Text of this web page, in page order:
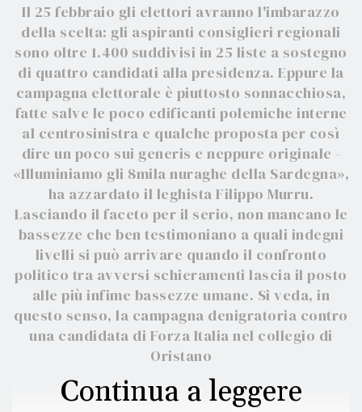
Il 25 febbraio gli elettori avranno l'imbarazzo
della scelta: gli aspiranti consiglieri regionali
sono oltre 1.400 suddivisi in 25 liste a sostegno
di quattro candidati alla presidenza. Eppure la
campagna elettorale è piuttosto sonnacchiosa,
fatte salve le poco edificanti polemiche interne
al centrosinistra e qualche proposta per così
dire un poco sui generis e neppure originale -
«Illuminiamo gli 8mila nuraghe della Sardegna»,
ha azzardato il leghista Filippo Murru.
Lasciando il faceto per il serio, non mancano le
bassezze che ben testimoniano a quali indegni
livelli si può arrivare quando il confronto
politico tra avversi schieramenti lascia il posto
alle più infime bassezze umane. Si veda, in
questo senso, la campagna denigratoria contro
una candidata di Forza Italia nel collegio di
Oristano
Continua a leggere